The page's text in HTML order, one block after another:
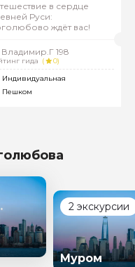
в сердце
Руси:
ждёт вас!
Владимир.Г 198
гида (
0)
Индивидуальная
Пешком
2 экскурсии
Муром